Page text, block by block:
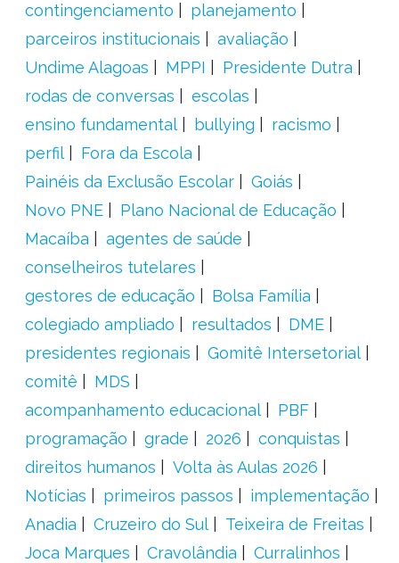
contingenciamento
planejamento
parceiros institucionais
avaliação
Undime Alagoas
MPPI
Presidente Dutra
rodas de conversas
escolas
ensino fundamental
bullying
racismo
perfil
Fora da Escola
Painéis da Exclusão Escolar
Goiás
Novo PNE
Plano Nacional de Educação
Macaíba
agentes de saúde
conselheiros tutelares
gestores de educação
Bolsa Família
colegiado ampliado
resultados
DME
presidentes regionais
Gomitê Intersetorial
comitê
MDS
acompanhamento educacional
PBF
programação
grade 2026
conquistas
direitos humanos
Volta às Aulas 2026
Notícias
primeiros passos
implementação
Anadia
Cruzeiro do Sul
Teixeira de Freitas
Joca Marques
Cravolândia Curralinhos